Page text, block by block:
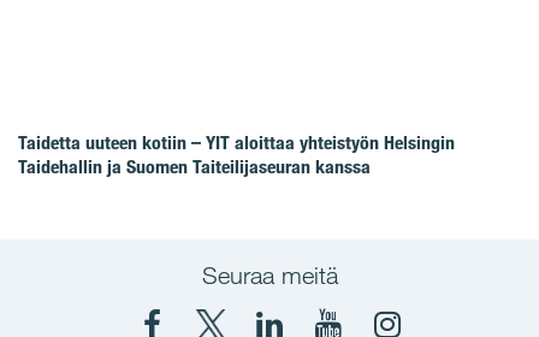
Taidetta uuteen kotiin – YIT aloittaa yhteistyön Helsingin
Taidehallin ja Suomen Taiteilijaseuran kanssa
Seuraa meitä